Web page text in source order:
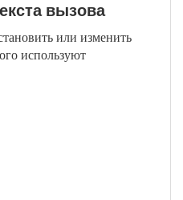
вызова
или изменить
используют